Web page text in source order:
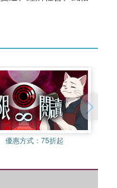
優惠方式：75折起